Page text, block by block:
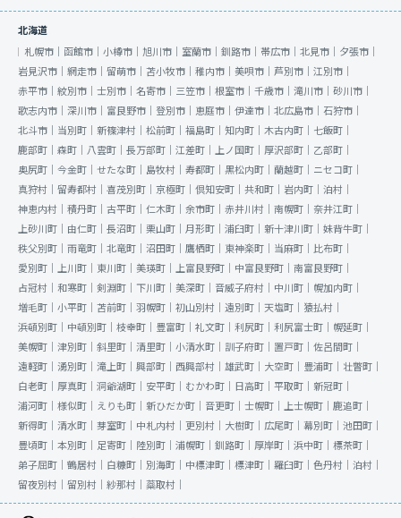
北海道
札幌市｜ 函館市｜ 小樽市｜ 旭川市｜ 室蘭市｜ 釧路市｜ 帯広市｜ 北見市｜ 夕張市｜
岩見沢市｜ 網走市｜ 留萌市｜ 苫小牧市｜ 稚内市｜ 美唄市｜ 芦別市｜ 江別市｜
赤平市｜ 紋別市｜ 士別市｜ 名寄市｜ 三笠市｜ 根室市｜ 千歳市｜ 滝川市｜ 砂川市｜
歌志内市｜ 深川市｜ 富良野市｜ 登別市｜ 恵庭市｜ 伊達市｜ 北広島市｜ 石狩市｜
北斗市｜ 当別町｜ 新篠津村｜ 松前町｜ 福島町｜ 知内町｜ 木古内町｜ 七飯町｜
鹿部町｜ 森町｜ 八雲町｜ 長万部町｜ 江差町｜ 上ノ国町｜ 厚沢部町｜ 乙部町｜
奥尻町｜ 今金町｜ せたな町｜ 島牧村｜ 寿都町｜ 黒松内町｜ 蘭越町｜ ニセコ町｜
真狩村｜ 留寿都村｜ 喜茂別町｜ 京極町｜ 倶知安町｜ 共和町｜ 岩内町｜ 泊村｜
神恵内村｜ 積丹町｜ 古平町｜ 仁木町｜ 余市町｜ 赤井川村｜ 南幌町｜ 奈井江町｜
上砂川町｜ 由仁町｜ 長沼町｜ 栗山町｜ 月形町｜ 浦臼町｜ 新十津川町｜ 妹背牛町｜
秩父別町｜ 雨竜町｜ 北竜町｜ 沼田町｜ 鷹栖町｜ 東神楽町｜ 当麻町｜ 比布町｜
愛別町｜ 上川町｜ 東川町｜ 美瑛町｜ 上富良野町｜ 中富良野町｜ 南富良野町｜
占冠村｜ 和寒町｜ 剣淵町｜ 下川町｜ 美深町｜ 音威子府村｜ 中川町｜ 幌加内町｜
増毛町｜ 小平町｜ 苫前町｜ 羽幌町｜ 初山別村｜ 遠別町｜ 天塩町｜ 猿払村｜
浜頓別町｜ 中頓別町｜ 枝幸町｜ 豊富町｜ 礼文町｜ 利尻町｜ 利尻富士町｜ 幌延町｜
美幌町｜ 津別町｜ 斜里町｜ 清里町｜ 小清水町｜ 訓子府町｜ 置戸町｜ 佐呂間町｜
遠軽町｜ 湧別町｜ 滝上町｜ 興部町｜ 西興部村｜ 雄武町｜ 大空町｜ 豊浦町｜ 壮瞥町｜
白老町｜ 厚真町｜ 洞爺湖町｜ 安平町｜ むかわ町｜ 日高町｜ 平取町｜ 新冠町｜
浦河町｜ 様似町｜ えりも町｜ 新ひだか町｜ 音更町｜ 士幌町｜ 上士幌町｜ 鹿追町｜
新得町｜ 清水町｜ 芽室町｜ 中札内村｜ 更別村｜ 大樹町｜ 広尾町｜ 幕別町｜ 池田町｜
豊頃町｜ 本別町｜ 足寄町｜ 陸別町｜ 浦幌町｜ 釧路町｜ 厚岸町｜ 浜中町｜ 標茶町｜
弟子屈町｜ 鶴居村｜ 白糠町｜ 別海町｜ 中標津町｜ 標津町｜ 羅臼町｜ 色丹村｜ 泊村｜
留夜別村｜ 留別村｜ 紗那村｜ 蘂取村｜